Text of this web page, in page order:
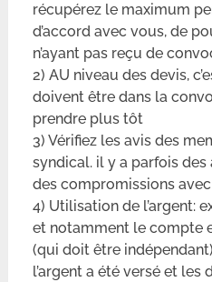
récupérez le maximum
d’accord avec vous, de
n’ayant pas reçu de
2) AU niveau des devis,
doivent être dans la
prendre plus tôt
3) Vérifiez les avis des
syndical. il y a parfois
des compromissions
4) Utilisation de l’argent:
et notamment le compte
(qui doit être
l’argent a été versé et les